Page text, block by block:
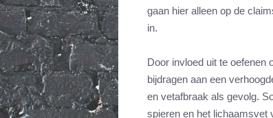
gaan hier alleen op de
in.
Door invloed uit te oefenen
bijdragen aan een
en vetafbraak als gevolg.
spieren en het lichaamsvet